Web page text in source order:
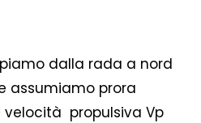
dalla rada a nord
assumiamo prora
velocità propulsiva Vp